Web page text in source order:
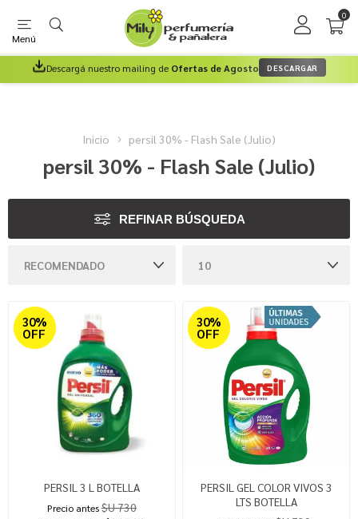
Menú
0
Descargá nuestro mailing de Ofertas de Agosto DESCARGAR
Inicio persil 30% - Flash Sale (Julio)
persil 30% - Flash Sale (Julio)
REFINAR BÚSQUEDA
30%
OFF
PERSIL 3 L BOTELLA
Precio antes$U 730
30%
OFF
PERSIL GEL COLOR VIVOS 3
LTS BOTELLA